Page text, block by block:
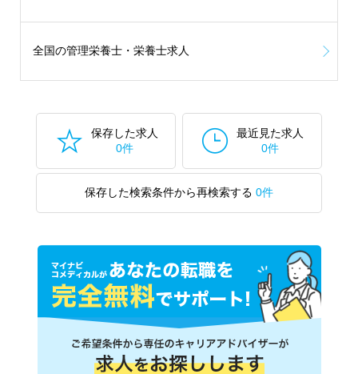
全国の管理栄養士・栄養士求人
保存した求人
0件
最近見た求人
0件
保存した検索条件から再検索する 0件